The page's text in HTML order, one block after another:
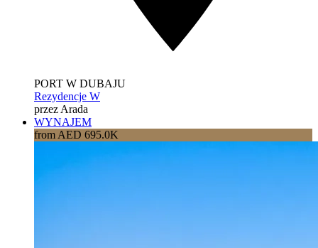
PORT W DUBAJU
Rezydencje W
przez Arada
WYNAJEM
from AED 695.0K